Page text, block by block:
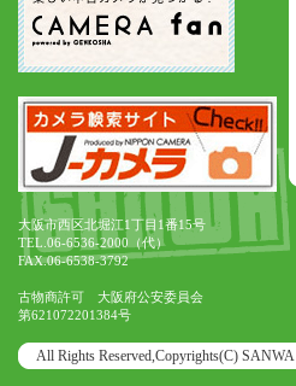
大阪市西区北堀江1丁目1番15号
TEL.06-6536-2000（代）
FAX.06-6538-3792
古物商許可 大阪府公安委員会
第621072201384号
All Rights Reserved,Copyrights(C) SANWA